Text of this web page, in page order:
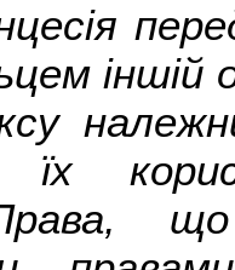
іншій
їх